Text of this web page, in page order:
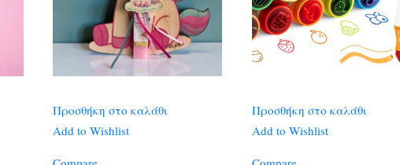
Προσθήκη στο καλάθι
Add to Wishlist
Προσθήκη στο καλάθι
Add to Wishlist